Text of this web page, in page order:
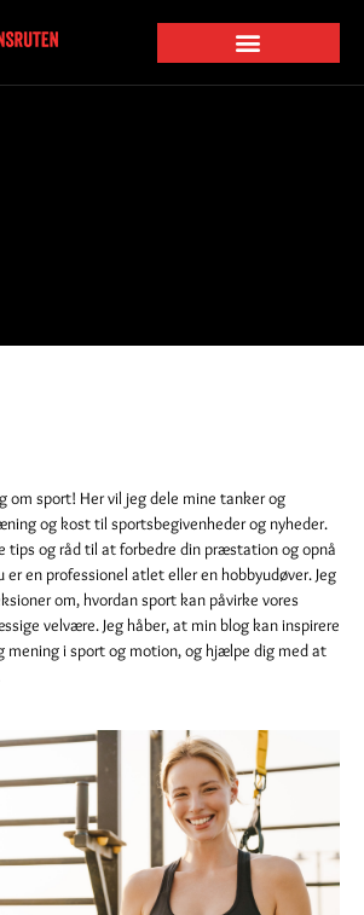
om sport! Her vil jeg dele mine tanker og
og kost til sportsbegivenheder og nyheder.
tips og råd til at forbedre din præstation og opnå
en professionel atlet eller en hobbyudøver. Jeg
om, hvordan sport kan påvirke vores
velvære. Jeg håber, at min blog kan inspirere
i sport og motion, og hjælpe dig med at